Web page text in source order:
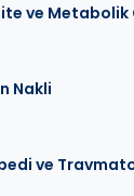
ve Metabolik
Nakli
ve